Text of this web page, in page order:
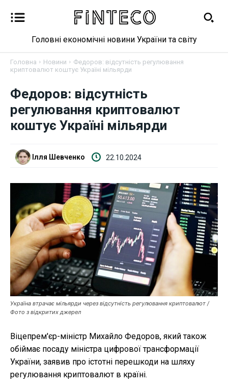
Бізнес
Валютний ринок
Криптовалюта
Робота і освіта
Публікації
ФОП
Курс валют
Головні економічні новини України та світу
Головна Новини
Федоров: відсутність регулювання
криптовалют коштує Україні мільярди
Федоров: відсутність
регулювання криптовалют
коштує Україні мільярди
Ілля Шевченко 22.10.2024
Україна втрачає мільярди через відсутність регулювання криптовалют /
Фото з відкритих джерел
Віцепрем'єр-міністр Михайло Федоров, який також
обіймає посаду міністра цифрової трансформації
України, заявив про істотні перешкоди на шляху
регулювання криптовалют в країні.